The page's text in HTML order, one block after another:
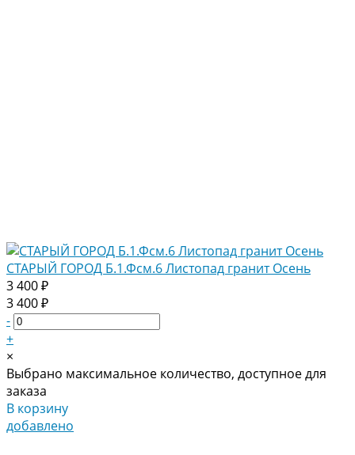
СТАРЫЙ ГОРОД Б.1.Фсм.6 Листопад гранит Осень
3 400 ₽
3 400 ₽
-
+
×
Выбрано максимальное количество, доступное для
заказа
В корзину
добавлено